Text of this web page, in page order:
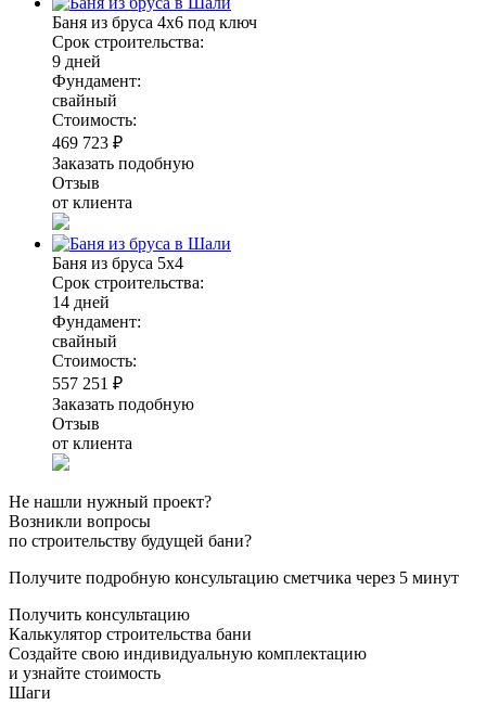
Баня из бруса 4х6 под ключ
Срок строительства:
9 дней
Фундамент:
свайный
Стоимость:
469 723 ₽
Заказать подобную
Отзыв
от клиента
Баня из бруса 5х4
Срок строительства:
14 дней
Фундамент:
свайный
Стоимость:
557 251 ₽
Заказать подобную
Отзыв
от клиента
Не нашли нужный проект?
Возникли вопросы
по строительству будущей бани?
Получите подробную консультацию сметчика через 5 минут
Получить консультацию
Калькулятор строительства бани
Создайте свою индивидуальную комплектацию
и узнайте стоимость
Шаги